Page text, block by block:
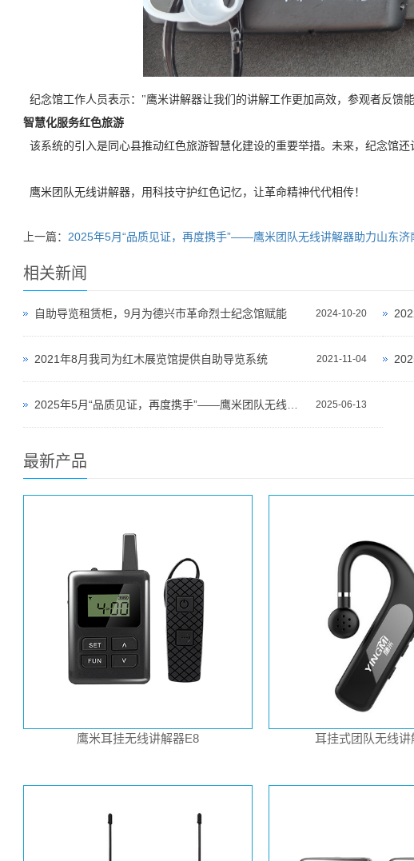
纪念馆工作人员表示："鹰米讲解器让我们的讲解工作更加高效，参观者反馈
智慧化服务红色旅游
该系统的引入是同心县推动红色旅游智慧化建设的重要举措。未来，纪念馆
鹰米团队无线讲解器，用科技守护红色记忆，让革命精神代代相传！
上一篇： 2025年5月“品质见证，再度携手”——鹰米团队无线讲解器助力山东
相关新闻
2024-10-20
自助导览租赁柜，9月为德兴市革命烈士纪念馆赋能
2021-11-04
2021年8月我司为红木展览馆提供自助导览系统
2025-06-13
最新产品
鹰米耳挂无线讲解器E8 耳挂式团队无线讲